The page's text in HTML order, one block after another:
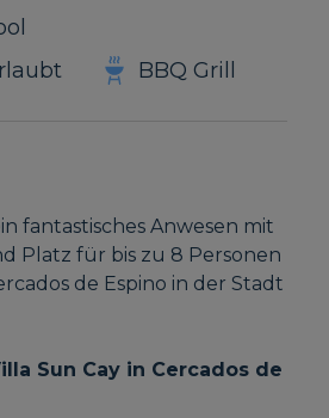
BBQ Grill
fantastisches Anwesen mit
Platz für bis zu 8 Personen
de Espino in der Stadt
Sun Cay in Cercados de